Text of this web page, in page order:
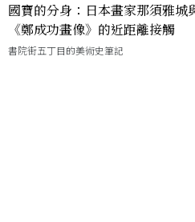
國寶的分身：日本畫家那須雅城
《鄭成功畫像》的近距離接觸
書院街五丁目的美術史筆記